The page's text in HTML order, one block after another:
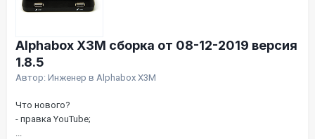
Alphabox X3M сборка от 08-12-2019 версия
1.8.5
Автор: Инженер в Alphabox X3M
Что нового?
- правка YouTube;
...